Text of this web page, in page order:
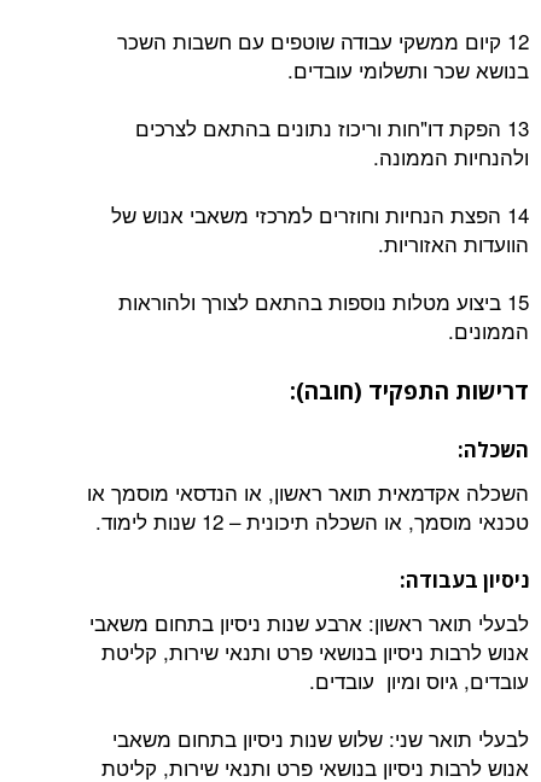
12 קיום ממשקי עבודה שוטפים עם חשבות השכר
בנושא שכר ותשלומי עובדים.
13 הפקת דו"חות וריכוז נתונים בהתאם לצרכים
ולהנחיות הממונה.
14 הפצת הנחיות וחוזרים למרכזי משאבי אנוש של
הוועדות האזוריות.
15 ביצוע מטלות נוספות בהתאם לצורך ולהוראות
הממונים.
דרישות התפקיד (חובה):
השכלה:
השכלה אקדמאית תואר ראשון, או הנדסאי מוסמך או
טכנאי מוסמך, או השכלה תיכונית – 12 שנות לימוד.
ניסיון בעבודה:
לבעלי תואר ראשון: ארבע שנות ניסיון בתחום משאבי
אנוש לרבות ניסיון בנושאי פרט ותנאי שירות, קליטת
עובדים, גיוס ומיון עובדים.
לבעלי תואר שני: שלוש שנות ניסיון בתחום משאבי
אנוש לרבות ניסיון בנושאי פרט ותנאי שירות, קליטת